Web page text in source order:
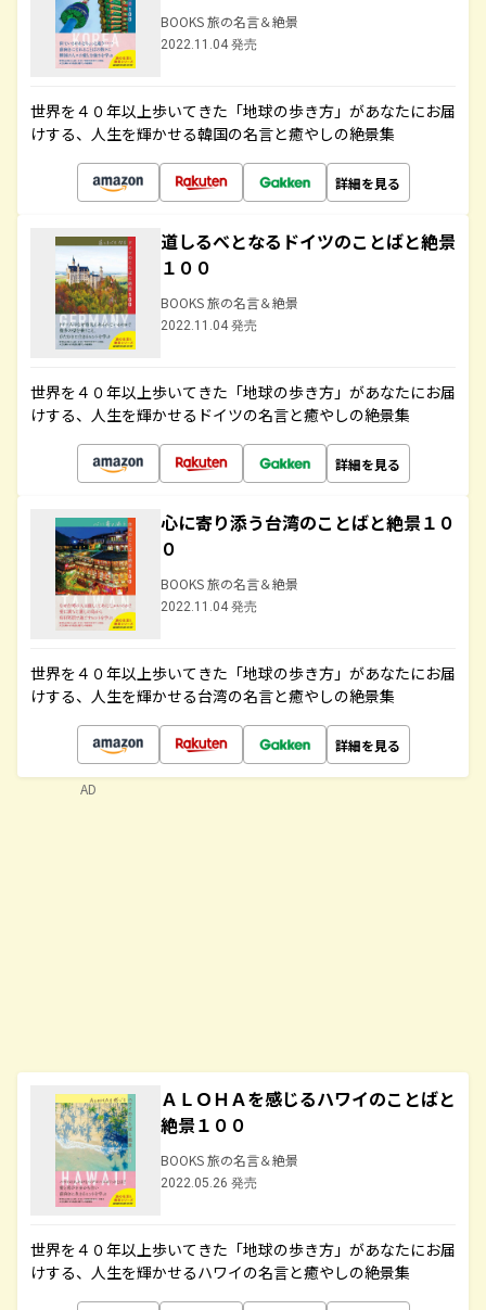
BOOKS 旅の名言＆絶景
2022.11.04 発売
世界を４０年以上歩いてきた「地球の歩き方」があなたにお届
けする、人生を輝かせる韓国の名言と癒やしの絶景集
詳細を見る
道しるべとなるドイツのことばと絶景
１００
BOOKS 旅の名言＆絶景
2022.11.04 発売
世界を４０年以上歩いてきた「地球の歩き方」があなたにお届
けする、人生を輝かせるドイツの名言と癒やしの絶景集
詳細を見る
心に寄り添う台湾のことばと絶景１０
０
BOOKS 旅の名言＆絶景
2022.11.04 発売
世界を４０年以上歩いてきた「地球の歩き方」があなたにお届
けする、人生を輝かせる台湾の名言と癒やしの絶景集
詳細を見る
ＡＬＯＨＡを感じるハワイのことばと
絶景１００
BOOKS 旅の名言＆絶景
2022.05.26 発売
世界を４０年以上歩いてきた「地球の歩き方」があなたにお届
けする、人生を輝かせるハワイの名言と癒やしの絶景集
AD